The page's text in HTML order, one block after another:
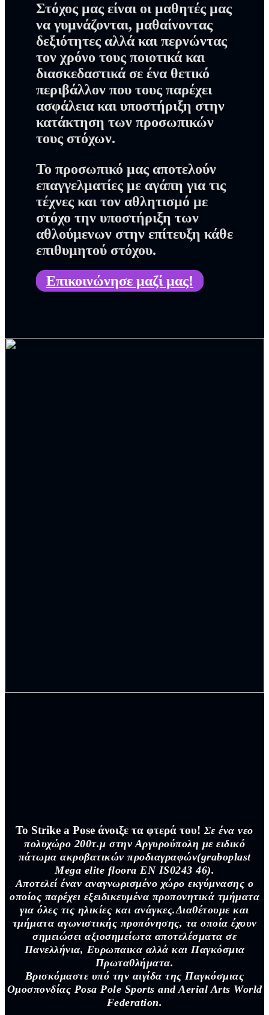
Στόχος μαςείναι οι μαθητές μας
να γυμνάζονται, μαθαίνοντας
δεξιότητες αλλά και περνώντας
τον χρόνο τους ποιοτικά και
διασκεδαστικά σε ένα θετικό
περιβάλλον που τους παρέχει
ασφάλεια και υποστήριξη στην
κατάκτηση των προσωπικών
τους στόχων.
To προσωπικό μαςαποτελούν
επαγγελματίες με αγάπη για τις
τέχνες και τον αθλητισμό με
στόχο την υποστήριξη των
αθλούμενων στην επίτευξη κάθε
επιθυμητού στόχου.
Επικοινώνησε μαζί μας!
To Strike a Pose άνοιξε τα φτερά του! Σε ένα νεο
πολυχώρο 200τ.μ στην Αργυρούπολη με ειδικό
πάτωμα ακροβατικών προδιαγραφών(graboplast
Mega elite floora EN IS0243 46).
Αποτελεί έναν αναγνωρισμένο χώρο εκγύμνασης ο
οποίος παρέχει εξειδικευμένα προπονητικά τμήματα
για όλες τις ηλικίες και ανάγκες.Διαθέτουμε και
τμήματα αγωνιστικής προπόνησης, τα οποία έχουν
σημειώσει αξιοσημείωτα αποτελέσματα σε
Πανελλήνια, Ευρωπαικα αλλά και Παγκόσμια
Πρωταθλήματα.
Βρισκόμαστε υπό την αιγίδα της Παγκόσμιας
Ομοσπονδίας Posa Pole Sports and Aerial Arts World
Federation.